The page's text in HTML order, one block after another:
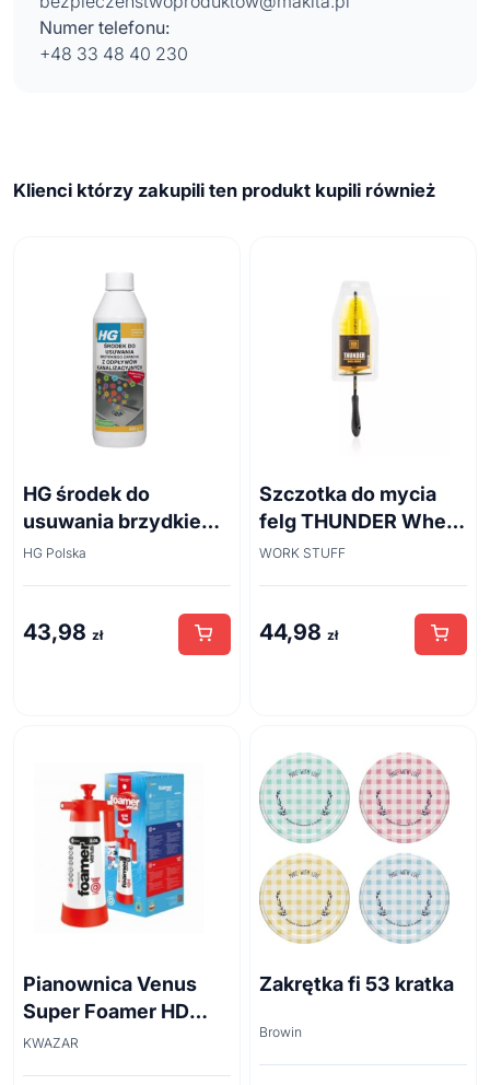
Numer telefonu:
+48 33 48 40 230
Klienci którzy zakupili ten produkt kupili również
HG środek do
usuwania brzydkiego
zapachu z odpływów
HG Polska
43,98 zł
Szczotka do mycia
felg THUNDER Wheel
Brush 45cm
WORK STUFF
44,98 zł
Pianownica Venus
Super Foamer HD
acid line 2L
KWAZAR
Zakrętka fi 53 kratka
Browin